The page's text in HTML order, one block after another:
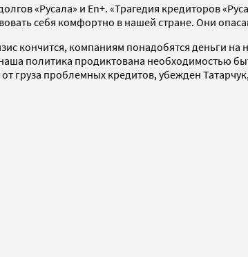
«Русала» и En+. «Трагедия кредиторов
себя комфортно в нашей стране. Они
кончится, компаниям понадобятся деньги
политика продиктована необходимостью
груза проблемных кредитов, убежден